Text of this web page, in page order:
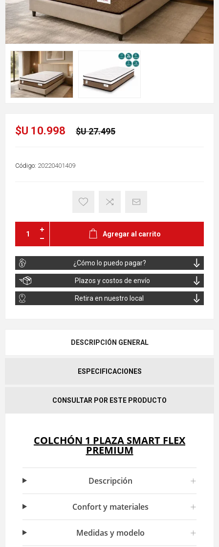
$U 10.998 $U 27.495
Código: 20220401409
Agregar al carrito
¿Cómo lo puedo pagar?
Plazos y costos de envío
Retira en nuestro local
DESCRIPCIÓN GENERAL
ESPECIFICACIONES
CONSULTAR POR ESTE PRODUCTO
COLCHÓN 1 PLAZA SMART FLEX
PREMIUM
Descripción +
Confort y materiales +
Medidas y modelo +